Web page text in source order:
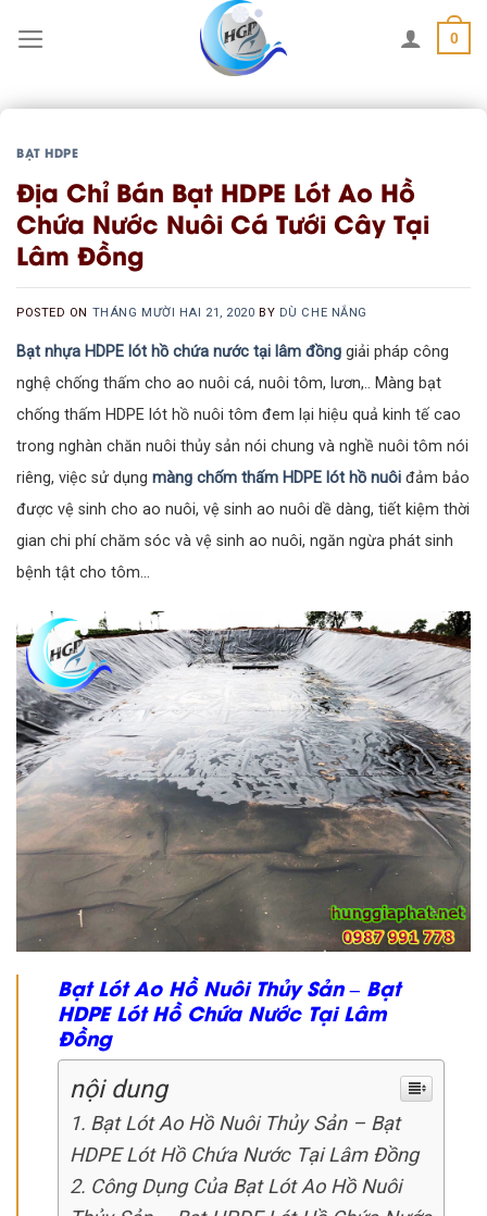
0
BẠT HDPE
Địa Chỉ Bán Bạt HDPE Lót Ao Hồ
Chứa Nước Nuôi Cá Tưới Cây Tại
Lâm Đồng
POSTED ON THÁNG MƯỜI HAI 21, 2020 BY DÙ CHE NẮNG
Bạt nhựa HDPE lót hồ chứa nước tại lâm đồng giải pháp công
nghệ chống thấm cho ao nuôi cá, nuôi tôm, lươn,.. Màng bạt
chống thấm HDPE lót hồ nuôi tôm đem lại hiệu quả kinh tế cao
trong nghàn chăn nuôi thủy sản nói chung và nghề nuôi tôm nói
riêng, việc sử dụng màng chốm thấm HDPE lót hồ nuôi đảm bảo
được vệ sinh cho ao nuôi, vệ sinh ao nuôi dề dàng, tiết kiệm thời
gian chi phí chăm sóc và vệ sinh ao nuôi, ngăn ngừa phát sinh
bệnh tật cho tôm…
Bạt Lót Ao Hồ Nuôi Thủy Sản – Bạt
HDPE Lót Hồ Chứa Nước Tại Lâm
Đồng
nội dung
Bạt Lót Ao Hồ Nuôi Thủy Sản – Bạt
HDPE Lót Hồ Chứa Nước Tại Lâm Đồng
Công Dụng Của Bạt Lót Ao Hồ Nuôi